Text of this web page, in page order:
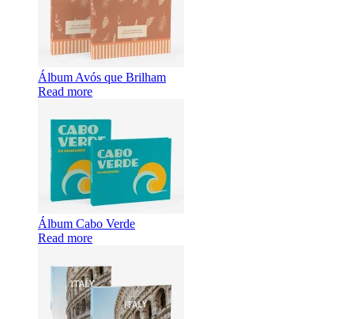
Álbum Avós que Brilham
Read more
Álbum Cabo Verde
Read more